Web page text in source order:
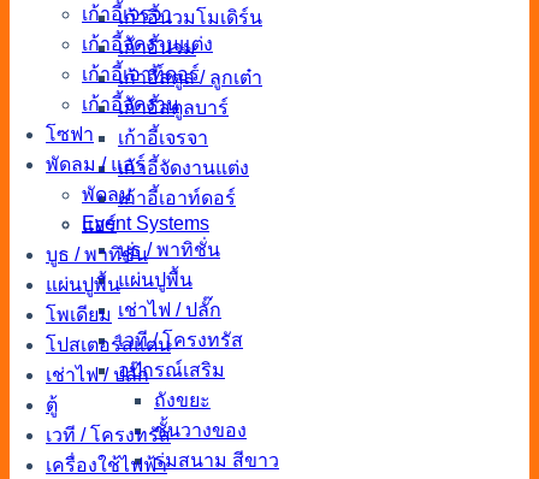
เก้าอี้นวมโมเดิร์น
เก้าอี้นวม
เก้าอี้สตูล / ลูกเต๋า
เก้าอี้สตูลบาร์
เก้าอี้เจรจา
เก้าอี้จัดงานแต่ง
เก้าอี้เอาท์ดอร์
Event Systems
บูธ / พาทิชั่น
แผ่นปูพื้น
เช่าไฟ / ปลั๊ก
เวที / โครงทรัส
อุปกรณ์เสริม
ถังขยะ
ชั้นวางของ
ร่มสนาม สีขาว
เก้าอี้เจรจา
เก้าอี้จัดงานแต่ง
เก้าอี้เอาท์ดอร์
เก้าอี้จัดงาน
โซฟา
พัดลม / แอร์
พัดลม
แอร์
บูธ / พาทิชั่น
แผ่นปูพื้น
โพเดียม
โปสเตอร์สแตน
เช่าไฟ / ปลั๊ก
ตู้
เวที / โครงทรัส
เครื่องใช้ไฟฟ้า